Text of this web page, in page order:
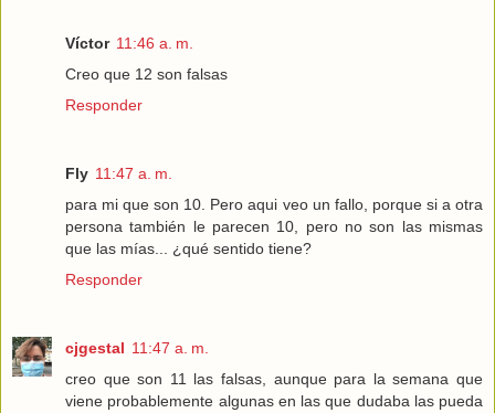
Víctor 11:46 a. m.
Creo que 12 son falsas
Responder
Fly 11:47 a. m.
para mi que son 10. Pero aqui veo un fallo, porque si a otra
persona también le parecen 10, pero no son las mismas
que las mías... ¿qué sentido tiene?
Responder
cjgestal 11:47 a. m.
creo que son 11 las falsas, aunque para la semana que
viene probablemente algunas en las que dudaba las pueda